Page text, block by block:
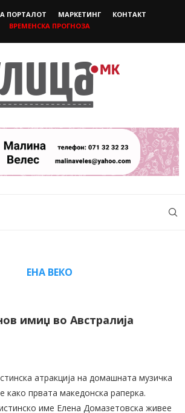
ПОРТАЛОТ МАРКЕТИНГ
КОНТАКТ
ВРЕМЕНСКА ПРОГНОЗА
ЕНА ВЕКО
имиџ во Австралија
атракција на домашната музичка
како првата македонска раперка.
име Елена Домазетовска живее